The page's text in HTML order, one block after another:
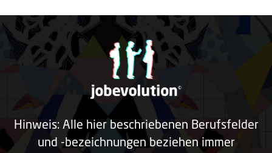
Hinweis: Alle hier beschriebenen Berufsfelder
und -bezeichnungen beziehen immer